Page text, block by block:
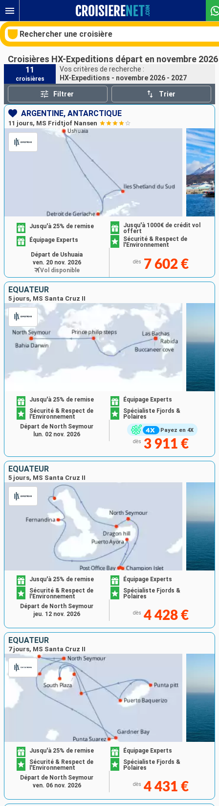
Rechercher une croisière
Nos destinations
Mois de départ
Ports
Croisières HX-Expeditions départ en novembre
11
croisières
Vos critères de recherche :
HX-Expeditions - novembre 2026 - 2027
Filtrer Trier
ARGENTINE, ANTARCTIQUE
11 jours, MS Fridtjof Nansen
Jusqu'à 25% de remise
Jusqu'à 1000€ de crédit vol
offert
Équipage Experts
Sécurité & Respect de
l'Environnement
dès 7 602 €
Départ de Ushuaia
ven. 20 nov. 2026
Vol disponible
ÉQUATEUR
5 jours, MS Santa Cruz II
Payez en 4X
Jusqu'à 25% de remise
Équipage Experts
Sécurité & Respect de
l'Environnement
Spécialiste Fjords &
Polaires
dès 3 911 €
Départ de North Seymour
lun. 02 nov. 2026
ÉQUATEUR
5 jours, MS Santa Cruz II
Jusqu'à 25% de remise
Équipage Experts
Sécurité & Respect de
l'Environnement
Spécialiste Fjords &
Polaires
dès 4 428 €
Départ de North Seymour
jeu. 12 nov. 2026
ÉQUATEUR
7 jours, MS Santa Cruz II
Jusqu'à 25% de remise
Équipage Experts
Sécurité & Respect de
l'Environnement
Spécialiste Fjords &
Polaires
dès 4 431 €
Départ de North Seymour
ven. 06 nov. 2026